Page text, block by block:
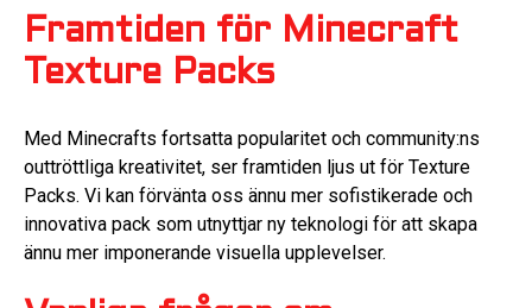
Framtiden för Minecraft
Texture Packs
Med Minecrafts fortsatta popularitet och community:ns
outtröttliga kreativitet, ser framtiden ljus ut för Texture
Packs. Vi kan förvänta oss ännu mer sofistikerade och
innovativa pack som utnyttjar ny teknologi för att skapa
ännu mer imponerande visuella upplevelser.